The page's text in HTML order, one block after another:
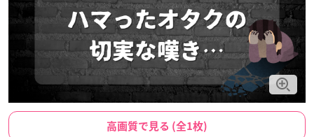
高画質で見る (全1枚)